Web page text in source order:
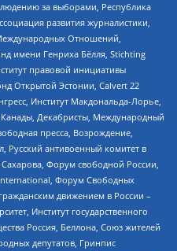
за выборами, Республика
развития журналистики,
Отношений,
имени Генриха Бёлля, Stichting
правовой инициативы
Открытой Эстонии, Calvert 22
Институт Макдональда-Лорье,
Декабристы, Международный
пресса, Возрождение,
Русский антивоенный комитет в
Форум свободной России,
Форум Свободных
движением в России –
Институт государственного
Россия, Беллона, Союз жителей
депутатов, Гринпис